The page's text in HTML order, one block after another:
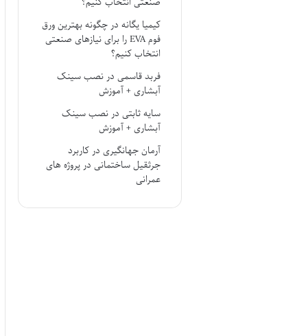
کیمیا یگانه درچگونه بهترین ورق
فوم EVA را برای نیازهای صنعتی
انتخاب کنیم؟
فربد قاسمی درنصب سینک
آبشاری + آموزش
سایه ثابتی درنصب سینک
آبشاری + آموزش
آرمان جهانگیری درکاربرد
جرثقیل ساختمانی در پروژه های
عمرانی